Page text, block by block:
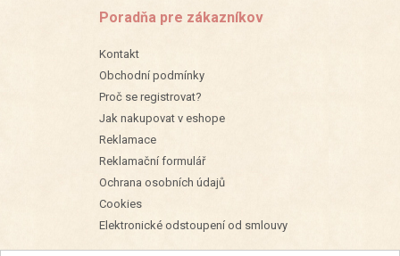
Poradňa pre zákazníkov
Kontakt
Obchodní podmínky
Proč se registrovat?
Jak nakupovat v eshope
Reklamace
Reklamační formulář
Ochrana osobních údajů
Cookies
Elektronické odstoupení od smlouvy